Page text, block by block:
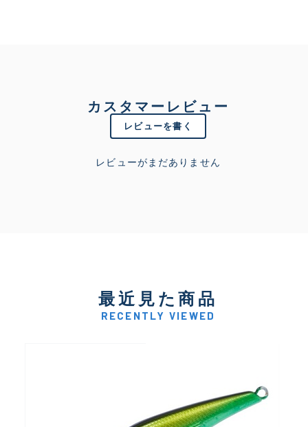
カスタマーレビュー
レビューを書く
レビューがまだありません
最近見た商品
RECENTLY VIEWED